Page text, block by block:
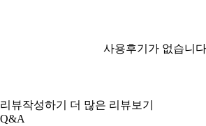
사용후기가 없습니
리뷰작성하기
더 많은 리뷰보기
Q&A